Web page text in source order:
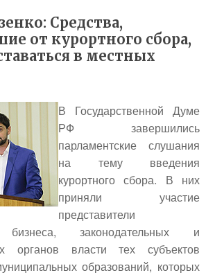
Средства,
от курортного сбора,
в местных
В Государственной Думе
РФ завершились
парламентские слушания
на тему введения
курортного сбора. В них
приняли участие
представители
бизнеса, законодательных и
органов власти тех субъектов
образований, которых